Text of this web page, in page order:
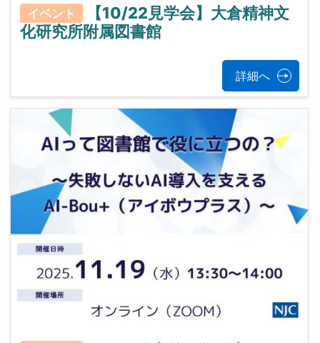
イベント
【10/22見学会】大倉精神文
化研究所附属図書館
詳細へ